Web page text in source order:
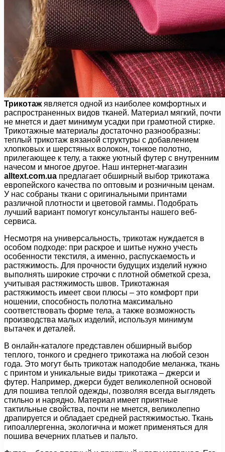
Трикотажявляется одной из наиболее комфортных и
распространенных видов тканей. Материал мягкий, почти
не мнется и дает минимум усадки при грамотной стирке.
Трикотажные материалы достаточно разнообразны:
теплый трикотаж вязаной структуры с добавлением
хлопковых и шерстяных волокон, тонкое полотно,
прилегающее к телу, а также уютный футер с внутренним
начесом и многое другое. Наш интернет-магазин
alltext.com.ua предлагает обширный выбор трикотажа
европейского качества по оптовым и розничным ценам.
У нас собраны ткани с оригинальными принтами
различной плотности и цветовой гаммы. Подобрать
лучший вариант помогут консультанты нашего веб-
сервиса.
Несмотря на универсальность, трикотаж нуждается в
особом подходе: при раскрое и шитье нужно учесть
особенности текстиля, а именно, распускаемость и
растяжимость. Для прочности будущих изделий нужно
выполнять широкие строчки с плотной обметкой среза,
учитывая растяжимость швов. Трикотажная
растяжимость имеет свои плюсы – это комфорт при
ношении, способность полотна максимально
соответствовать форме тела, а также возможность
производства малых изделий, используя минимум
вытачек и деталей.
В онлайн-каталоге представлен обширный выбор
теплого, тонкого и среднего трикотажа на любой сезон
года. Это могут быть трикотаж наподобие меланжа, ткань
с принтом и уникальные виды трикотажа – джерси и
футер. Например, джерси будет великолепной основой
для пошива теплой одежды, позволяя всегда выглядеть
стильно и нарядно. Материал имеет приятные
тактильные свойства, почти не мнется, великолепно
драпируется и обладает средней растяжимостью. Ткань
гипоаллергенна, экологична и может применяться для
пошива вечерних платьев и пальто.